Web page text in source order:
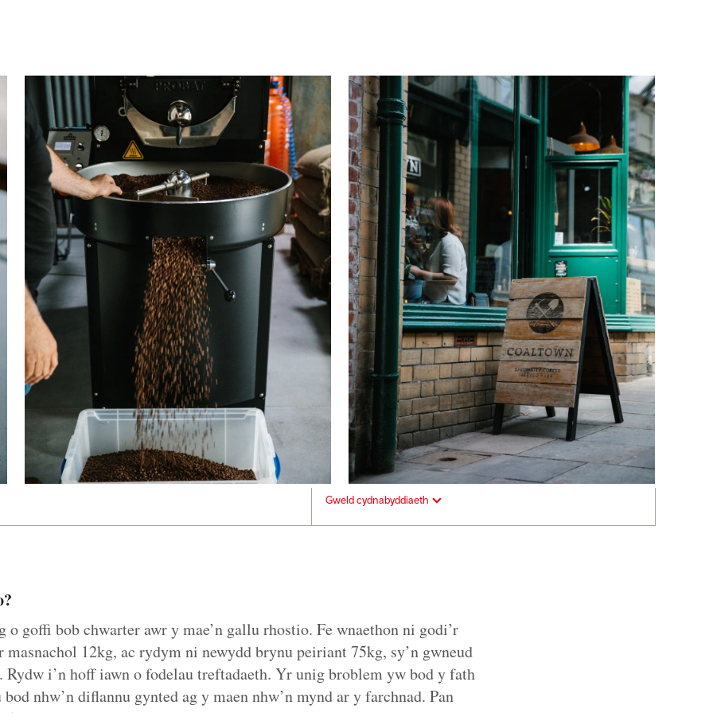
Gweld cydnabyddiaeth
o goffi bob chwarter awr y mae’n gallu rhostio. Fe wnaethon ni godi’r
12kg, ac rydym ni newydd brynu peiriant 75kg, sy’n gwneud
Rydw i’n hoff iawn o fodelau treftadaeth. Yr unig broblem yw bod y fath
nhw’n diflannu gynted ag y maen nhw’n mynd ar y farchnad. Pan